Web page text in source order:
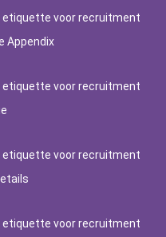
etiquette voor recruitment
Appendix
etiquette voor recruitment
etiquette voor recruitment
etiquette voor recruitment